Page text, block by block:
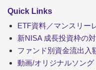
Quick Links
ETF資料／マンスリー
新NISA 成長投資枠の
ファンド別資金流出入
動画/オリジナルソング